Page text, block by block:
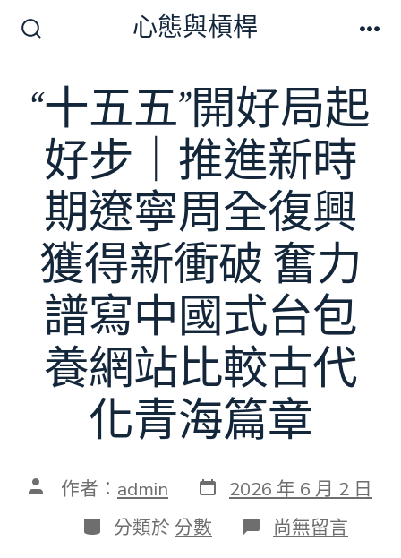
換
心態與槓桿
“十五五”開好局起
好步｜推進新時
期遼寧周全復興
獲得新衝破 奮力
譜寫中國式台包
養網站比較古代
化青海篇章
文 作者： admin 發
表
日
期
2026 年 6 月 2 日
分
類
分類於 分數 在
〈“十
尚無留言